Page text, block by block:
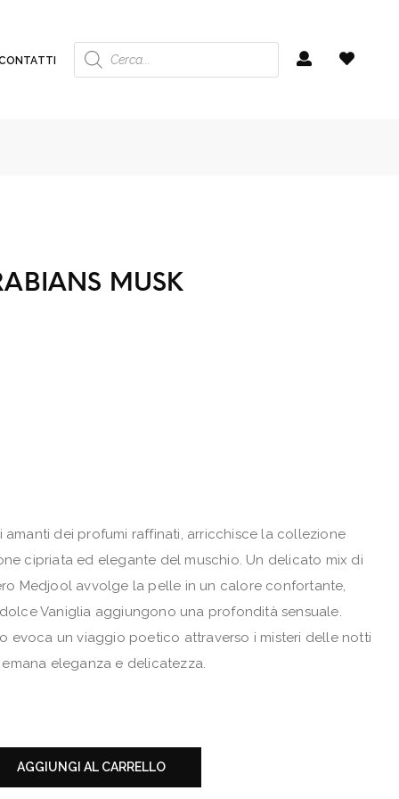
Ricerca
prodotti
MUSK
amanti dei profumi raffinati, arricchisce la collezione
cipriata ed elegante del muschio. Un delicato mix di
Medjool avvolge la pelle in un calore confortante,
Vaniglia aggiungono una profondità sensuale.
evoca un viaggio poetico attraverso i misteri delle notti
eleganza e delicatezza.
AGGIUNGI AL CARRELLO